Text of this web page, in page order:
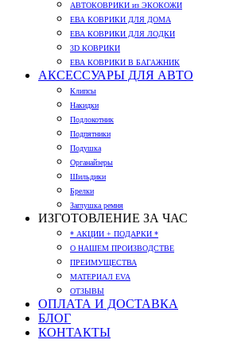
АВТОКОВРИКИ из ЭКОКОЖИ
ЕВА КОВРИКИ ДЛЯ ДОМА
ЕВА КОВРИКИ ДЛЯ ЛОДКИ
3D КОВРИКИ
ЕВА КОВРИКИ В БАГАЖНИК
АКСЕССУАРЫ ДЛЯ АВТО
Клипсы
Накидки
Подлокотник
Подпятники
Подушка
Органайзеры
Шильдики
Брелки
Заглушка ремня
ИЗГОТОВЛЕНИЕ ЗА ЧАС
* АКЦИИ + ПОДАРКИ *
О НАШЕМ ПРОИЗВОДСТВЕ
ПРЕИМУЩЕСТВА
МАТЕРИАЛ EVA
ОТЗЫВЫ
ОПЛАТА И ДОСТАВКА
БЛОГ
КОНТАКТЫ